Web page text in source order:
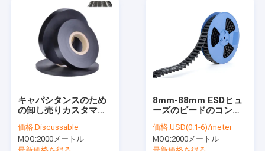
キャパシタンスのため
の卸し売りカスタマイ
電子部品の伝導性キャ
リア テープ
価格:Discussable
MOQ:2000メートル
8mm-88mm ESDヒュ
ーズのビードのコンデ
ープSMTキャリア
価格:USD(0.1-6)/meter
MOQ:2000メートル